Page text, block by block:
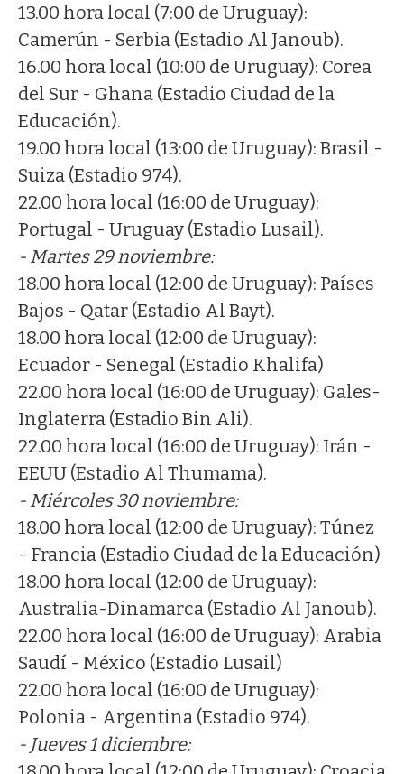
13.00 hora local (7:00 de Uruguay):
Camerún - Serbia (Estadio Al Janoub).
16.00 hora local (10:00 de Uruguay): Corea
del Sur - Ghana (Estadio Ciudad de la
Educación).
19.00 hora local (13:00 de Uruguay): Brasil -
Suiza (Estadio 974).
22.00 hora local (16:00 de Uruguay):
Portugal - Uruguay (Estadio Lusail).
- Martes 29 noviembre:
18.00 hora local (12:00 de Uruguay): Países
Bajos - Qatar (Estadio Al Bayt).
18.00 hora local (12:00 de Uruguay):
Ecuador - Senegal (Estadio Khalifa)
22.00 hora local (16:00 de Uruguay): Gales-
Inglaterra (Estadio Bin Ali).
22.00 hora local (16:00 de Uruguay): Irán -
EEUU (Estadio Al Thumama).
- Miércoles 30 noviembre:
18.00 hora local (12:00 de Uruguay): Túnez
- Francia (Estadio Ciudad de la Educación)
18.00 hora local (12:00 de Uruguay):
Australia-Dinamarca (Estadio Al Janoub).
22.00 hora local (16:00 de Uruguay): Arabia
Saudí - México (Estadio Lusail)
22.00 hora local (16:00 de Uruguay):
Polonia - Argentina (Estadio 974).
- Jueves 1 diciembre: